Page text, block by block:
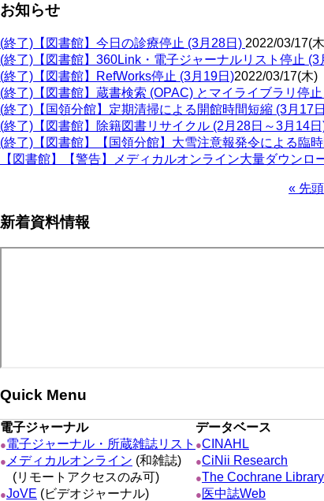
お知らせ
(終了)【図書館】今日の診療停止 (3月28日) 2022/03/17(
(終了)【図書館】360Link・電子ジャーナルリスト停止 (3
(終了)【図書館】RefWorks停止 (3月19日)2022/03/17(木)
(終了)【図書館】蔵書検索 (OPAC) とマイライブラリ停
(終了)【国領分館】定期清掃による開館時間短縮 (3月17
(終了)【図書館】除籍図書リサイクル (2月28日～3月14
(終了)【図書館】【国領分館】大雪注意報発令による臨
【図書館】【警告】メディカルオンライン大量ダウンロ
ー
先
« 先頭
新着資料情報
Quick Menu
電子ジャーナル データベース
●電子ジャーナル・所蔵雑誌リスト ●CINAHL
● メディカルオンライン (和雑誌) ●CiNii Research
(リモートアクセスのみ可)
●The Cochrane Library
●JoVE (ビデオジャーナル) ● 医中誌Web